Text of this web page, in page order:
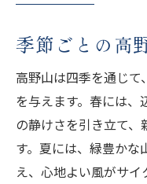
季節ごとの高
高野山は四季を通じて
を与えます。春には
の静けさを引き立て
す。夏には、緑豊か
え、心地よい風がサ